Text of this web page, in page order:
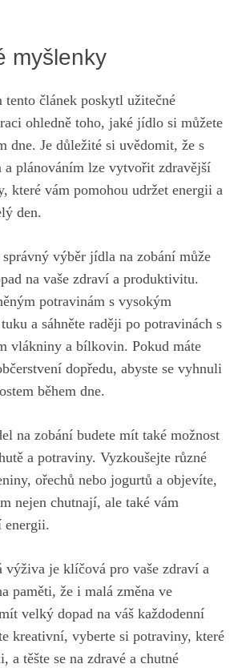
myšlenky
tento článek poskytl užitečné
ohledně toho, jaké jídlo si můžete
dne. Je důležité si uvědomit, že s
a plánováním lze vytvořit zdravější
které vám pomohou udržet energii a
den.
správný výběr jídla na zobání může
na vaše zdraví a produktivitu.
potravinám s vysokým
a sáhněte raději po potravinách s
vlákniny a bílkovin. Pokud máte
dopředu, abyste se vyhnuli
během dne.
na zobání budete mít také možnost
a potraviny. Vyzkoušejte různé
ořechů nebo jogurtů a objevíte,
nejen chutnají, ale také vám
energii.
výživa je klíčová pro vaše zdraví a
paměti, že i malá změna ve
velký dopad na váš každodenní
kreativní, vyberte si potraviny, které
a těšte se na zdravé a chutné